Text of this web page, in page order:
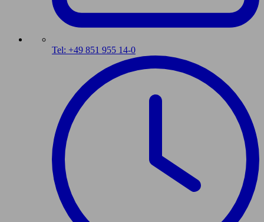
Tel: +49 851 955 14-0